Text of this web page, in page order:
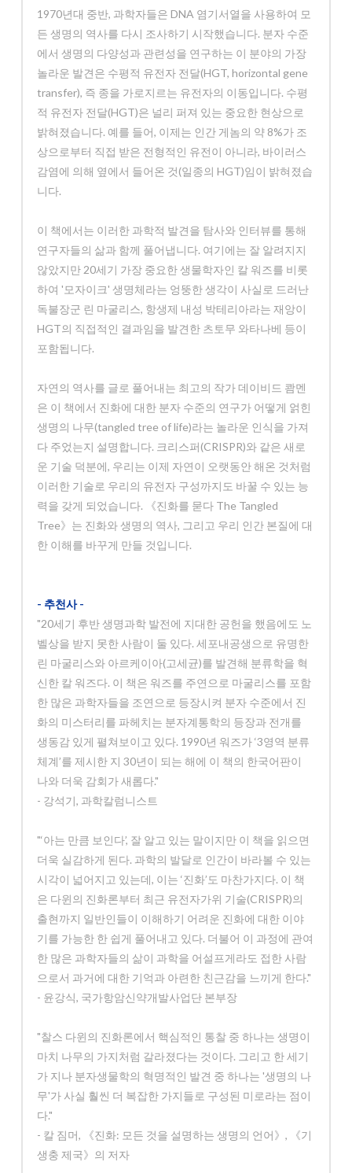
1970년대 중반, 과학자들은 DNA 염기서열을 사용하여 모
든 생명의 역사를 다시 조사하기 시작했습니다. 분자 수준
에서 생명의 다양성과 관련성을 연구하는 이 분야의 가장
놀라운 발견은 수평적 유전자 전달(HGT, horizontal gene
transfer), 즉 종을 가로지르는 유전자의 이동입니다. 수평
적 유전자 전달(HGT)은 널리 퍼져 있는 중요한 현상으로
밝혀졌습니다. 예를 들어, 이제는 인간 게놈의 약 8%가 조
상으로부터 직접 받은 전형적인 유전이 아니라, 바이러스
감염에 의해 옆에서 들어온 것(일종의 HGT)임이 밝혀졌습
니다.
이 책에서는 이러한 과학적 발견을 탐사와 인터뷰를 통해
연구자들의 삶과 함께 풀어냅니다. 여기에는 잘 알려지지
않았지만 20세기 가장 중요한 생물학자인 칼 워즈를 비롯
하여 '모자이크' 생명체라는 엉뚱한 생각이 사실로 드러난
독불장군 린 마굴리스, 항생제 내성 박테리아라는 재앙이
HGT의 직접적인 결과임을 발견한 츠토무 와타나베 등이
포함됩니다.
자연의 역사를 글로 풀어내는 최고의 작가 데이비드 쾀멘
은 이 책에서 진화에 대한 분자 수준의 연구가 어떻게 얽힌
생명의 나무(tangled tree of life)라는 놀라운 인식을 가져
다 주었는지 설명합니다. 크리스퍼(CRISPR)와 같은 새로
운 기술 덕분에, 우리는 이제 자연이 오랫동안 해온 것처럼
이러한 기술로 우리의 유전자 구성까지도 바꿀 수 있는 능
력을 갖게 되었습니다. 《진화를 묻다 The Tangled
Tree》는 진화와 생명의 역사, 그리고 우리 인간 본질에 대
한 이해를 바꾸게 만들 것입니다.
- 추천사 -
"20세기 후반 생명과학 발전에 지대한 공헌을 했음에도 노
벨상을 받지 못한 사람이 둘 있다. 세포내공생으로 유명한
린 마굴리스와 아르케이아(고세균)를 발견해 분류학을 혁
신한 칼 워즈다. 이 책은 워즈를 주연으로 마굴리스를 포함
한 많은 과학자들을 조연으로 등장시켜 분자 수준에서 진
화의 미스터리를 파헤치는 분자계통학의 등장과 전개를
생동감 있게 펼쳐보이고 있다. 1990년 워즈가 ‘3영역 분류
체계’를 제시한 지 30년이 되는 해에 이 책의 한국어판이
나와 더욱 감회가 새롭다."
- 강석기, 과학칼럼니스트
"‘아는 만큼 보인다’, 잘 알고 있는 말이지만 이 책을 읽으면
더욱 실감하게 된다. 과학의 발달로 인간이 바라볼 수 있는
시각이 넓어지고 있는데, 이는 ‘진화’도 마찬가지다. 이 책
은 다윈의 진화론부터 최근 유전자가위 기술(CRISPR)의
출현까지 일반인들이 이해하기 어려운 진화에 대한 이야
기를 가능한 한 쉽게 풀어내고 있다. 더불어 이 과정에 관여
한 많은 과학자들의 삶이 과학을 어설프게라도 접한 사람
으로서 과거에 대한 기억과 아련한 친근감을 느끼게 한다."
- 윤강식, 국가항암신약개발사업단 본부장
"찰스 다윈의 진화론에서 핵심적인 통찰 중 하나는 생명이
마치 나무의 가지처럼 갈라졌다는 것이다. 그리고 한 세기
가 지나 분자생물학의 혁명적인 발견 중 하나는 '생명의 나
무'가 사실 훨씬 더 복잡한 가지들로 구성된 미로라는 점이
다."
- 칼 짐머, 《진화: 모든 것을 설명하는 생명의 언어》, 《기
생충 제국》의 저자